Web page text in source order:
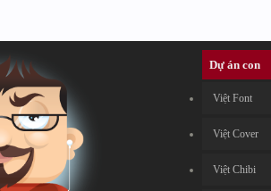
Dự án con
Việt Font
Việt Cover
Việt Chibi